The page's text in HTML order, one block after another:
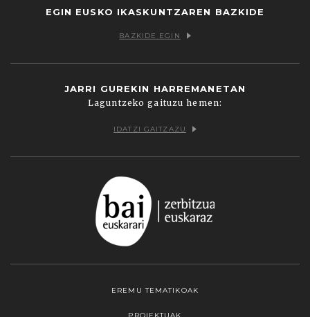
EGIN EUSKO IKASKUNTZAREN BAZKIDE
BAZKIDE EGIN
JARRI GUREKIN HARREMANETAN
Laguntzeko gaituzu hemen:
IDATZI GAITZAZU
EREMU TEMATIKOAK
PROIEKTUAK